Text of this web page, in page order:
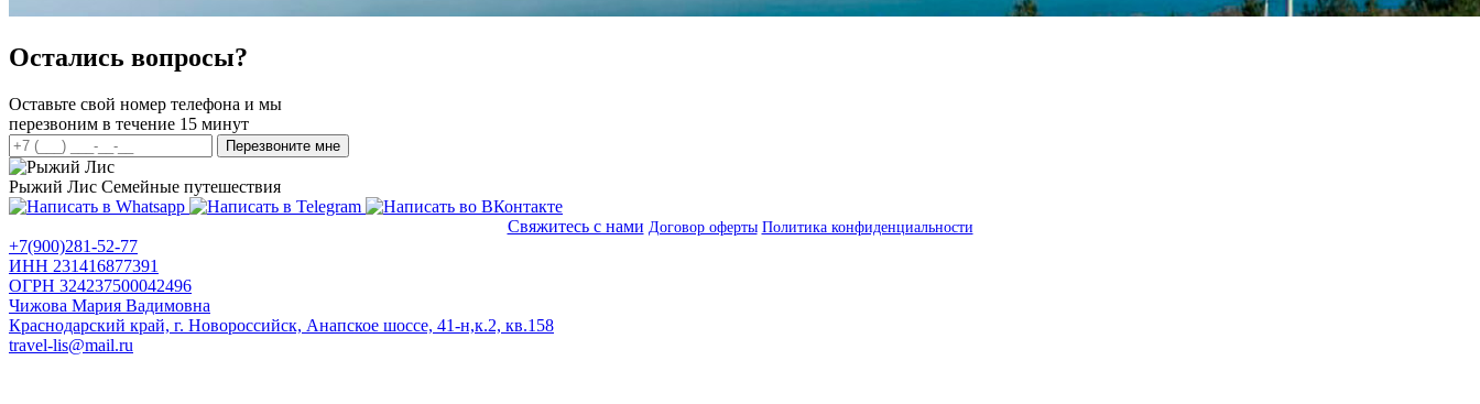
Остались вопросы?
Оставьте свой номер телефона и мы
перезвоним в течение 15 минут
Перезвоните мне
Рыжий Лис Семейные путешествия
Свяжитесь с нами Договор оферты Политика конфиденциальности
+7(900)281-52-77
ИНН 231416877391
ОГРН 324237500042496
Чижова Мария Вадимовна
Краснодарский край, г. Новороссийск, Анапское шоссе, 41-н,к.2, кв.158
travel-lis@mail.ru